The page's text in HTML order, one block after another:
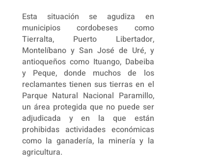
Esta situación se agudiza en
municipios cordobeses como
Tierralta,
Puerto Libertador,
Montelíbano y San José de Uré, y
antioqueños como Ituango, Dabeiba
y Peque, donde muchos de los
reclamantes tienen sus tierras en el
Parque Natural Nacional Paramillo,
un área protegida que no puede ser
adjudicada y en la que están
prohibidas actividades económicas
como la ganadería, la minería y la
agricultura.